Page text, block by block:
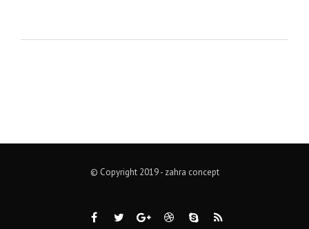
© Copyright 2019 - zahra concept